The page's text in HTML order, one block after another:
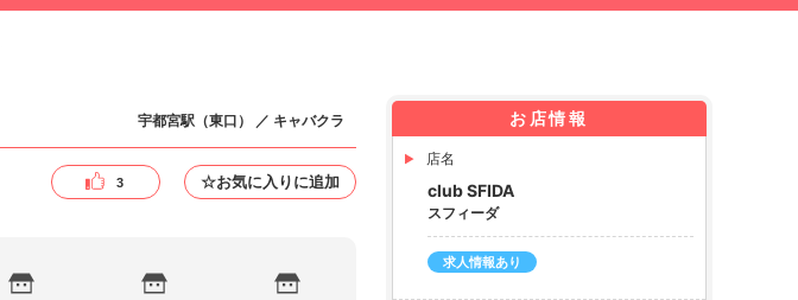
宇都宮駅（東口） ／ キャバクラ
3 ☆お気に入りに追加
お店情報
店名
club SFIDA
スフィーダ
求人情報あり